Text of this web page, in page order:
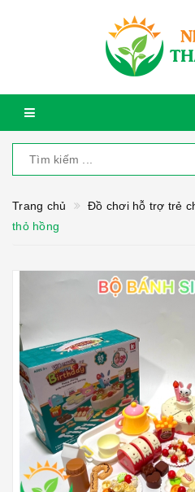
Trang chủ Đồ chơi hỗ trợ trẻ
thỏ hồng